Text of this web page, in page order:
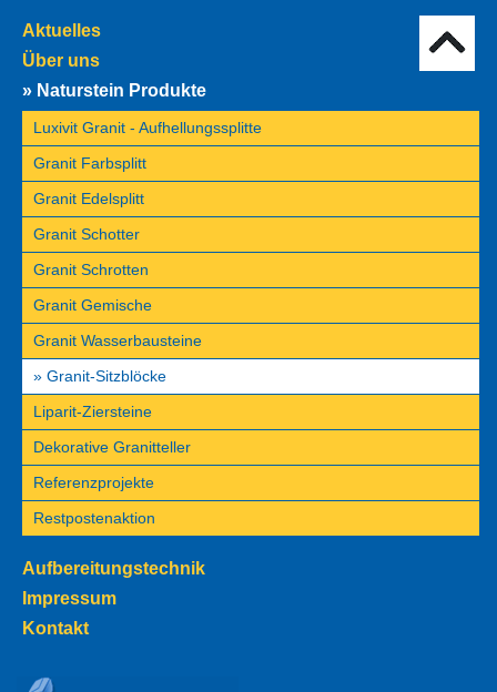
Aktuelles
Über uns
Naturstein Produkte
Luxivit Granit - Aufhellungssplitte
Granit Farbsplitt
Granit Edelsplitt
Granit Schotter
Granit Schrotten
Granit Gemische
Granit Wasserbausteine
Granit-Sitzblöcke
Liparit-Ziersteine
Dekorative Granitteller
Referenzprojekte
Restpostenaktion
Aufbereitungstechnik
Impressum
Kontakt